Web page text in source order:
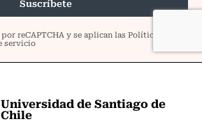
Universidad de Santiago de
Chile